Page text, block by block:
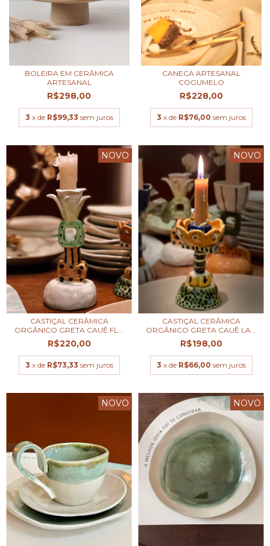
BOLEIRA EM CERÂMICA
ARTESANAL
R$298,00
3 x de R$99,33 sem juros
CANECA ARTESANAL
COGUMELO
R$228,00
3 x de R$76,00 sem juros
NOVO
CASTIÇAL CERÂMICA
ORGÂNICO GRETA CAUÊ FL...
R$220,00
3 x de R$73,33 sem juros
NOVO
CASTIÇAL CERÂMICA
ORGÂNICO GRETA CAUÊ LA...
R$198,00
3 x de R$66,00 sem juros
NOVO NOVO